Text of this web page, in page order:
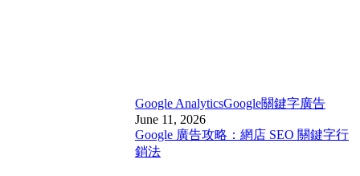
Google AnalyticsGoogle關鍵字廣告
June 11, 2026
Google 廣告攻略：網店 SEO 關鍵字行
銷法